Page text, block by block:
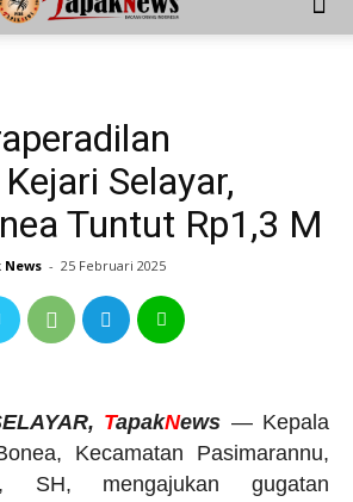
Selayar,
Tuntut Rp1,3 M
- 25 Februari 2025
, TapakNews — Kepala
Kecamatan Pasimarannu,
SH, mengajukan gugatan